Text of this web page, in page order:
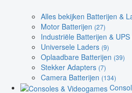
Alles bekijken Batterijen &
Motor Batterijen (27)
Industriële Batterijen & UPS
Universele Laders (9)
Oplaadbare Batterijen (39)
Stekker Adapters (7)
Camera Batterijen (134)